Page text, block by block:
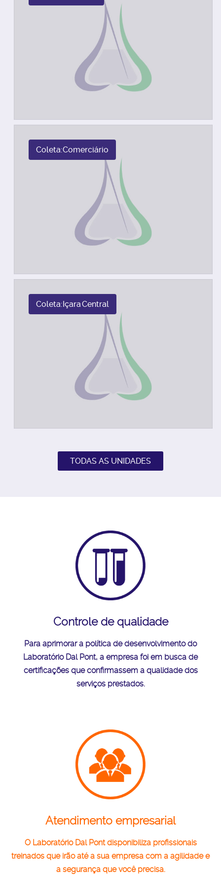
Coleta: Comerciário
Coleta: Içara Central
TODAS AS UNIDADES
Controle de qualidade
Para aprimorar a política de desenvolvimento do
Laboratório Dal Pont, a empresa foi em busca de
certificações que confirmassem a qualidade dos
serviços prestados.
Atendimento empresarial
O Laboratório Dal Pont disponibiliza profissionais
treinados que irão até a sua empresa com a agilidade e
a segurança que você precisa.